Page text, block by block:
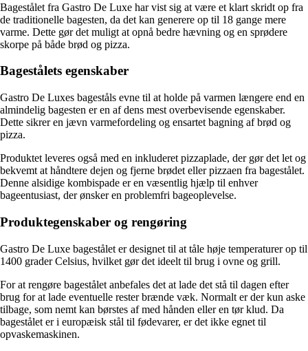
Bagestålet fra Gastro De Luxe har vist sig at være et klart skridt op fra
de traditionelle bagesten, da det kan generere op til 18 gange mere
varme. Dette gør det muligt at opnå bedre hævning og en sprødere
skorpe på både brød og pizza.
Bagestålets egenskaber
Gastro De Luxes bageståls evne til at holde på varmen længere end en
almindelig bagesten er en af dens mest overbevisende egenskaber.
Dette sikrer en jævn varmefordeling og ensartet bagning af brød og
pizza.
Produktet leveres også med en inkluderet pizzaplade, der gør det let og
bekvemt at håndtere dejen og fjerne brødet eller pizzaen fra bagestålet.
Denne alsidige kombispade er en væsentlig hjælp til enhver
bageentusiast, der ønsker en problemfri bageoplevelse.
Produktegenskaber og rengøring
Gastro De Luxe bagestålet er designet til at tåle høje temperaturer op til
1400 grader Celsius, hvilket gør det ideelt til brug i ovne og grill.
For at rengøre bagestålet anbefales det at lade det stå til dagen efter
brug for at lade eventuelle rester brænde væk. Normalt er der kun aske
tilbage, som nemt kan børstes af med hånden eller en tør klud. Da
bagestålet er i europæisk stål til fødevarer, er det ikke egnet til
opvaskemaskinen.